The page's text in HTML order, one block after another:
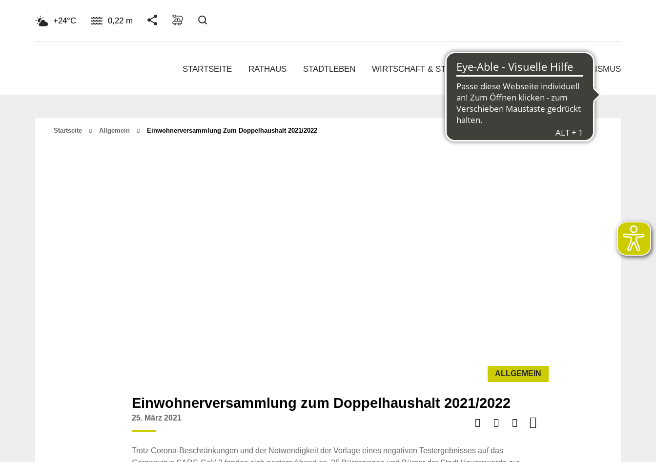
+24°C 0,22 m
STARTSEITE RATHAUS STADTLEBEN WIRTSCHAFT & STRUKTURWANDEL KULTUR & TOURISMUS
Startseite Allgemein Einwohnerversammlung Zum Doppelhaushalt 2021/2022
ALLGEMEIN
Einwohnerversammlung zum Doppelhaushalt 2021/2022
25. März 2021
Trotz Corona-Beschränkungen und der Notwendigkeit der Vorlage eines negativen Testergebnisses auf das